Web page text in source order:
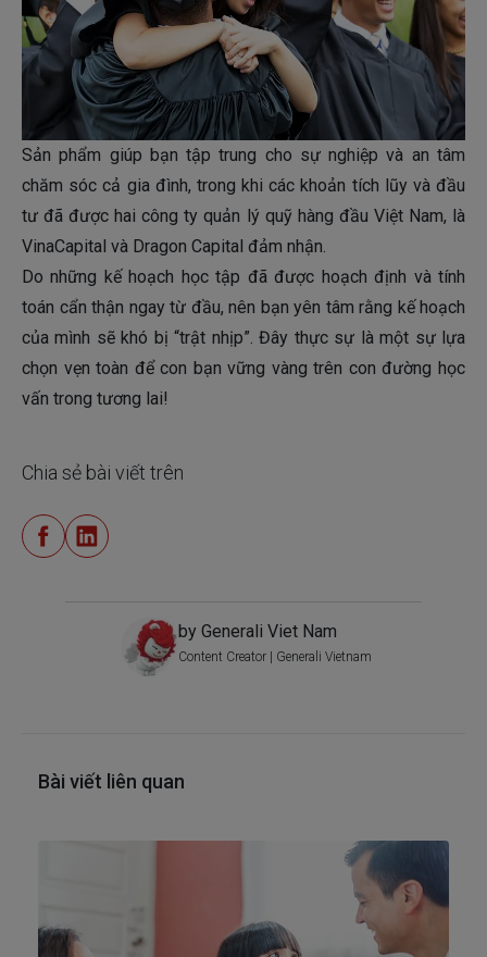
Sản phẩm giúp bạn tập trung cho sự nghiệp và an tâm
chăm sóc cả gia đình, trong khi các khoản tích lũy và đầu
tư đã được hai công ty quản lý quỹ hàng đầu Việt Nam, là
VinaCapital và Dragon Capital đảm nhận.
Do những kế hoạch học tập đã được hoạch định và tính
toán cẩn thận ngay từ đầu, nên bạn yên tâm rằng kế hoạch
của mình sẽ khó bị “trật nhịp”. Đây thực sự là một sự lựa
chọn vẹn toàn để con bạn vững vàng trên con đường học
vấn trong tương lai!
Chia sẻ bài viết trên
by Generali Viet Nam
Content Creator | Generali Vietnam
Bài viết liên quan